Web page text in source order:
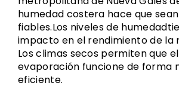
humedad costera hace que
fiables.Los nivelesde humedad
impacto en el rendimiento de la
Los climas secos permiten que
evaporación funcione de forma
eficiente.